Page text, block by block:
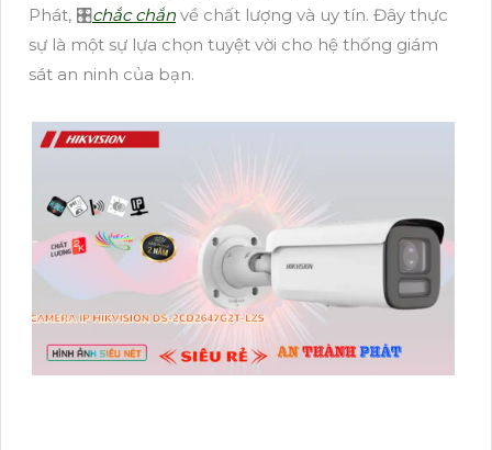
Phát, 🎛chắc chắn về chất lượng và uy tín. Đây thực
sự là một sự lựa chọn tuyệt vời cho hệ thống giám
sát an ninh của bạn.